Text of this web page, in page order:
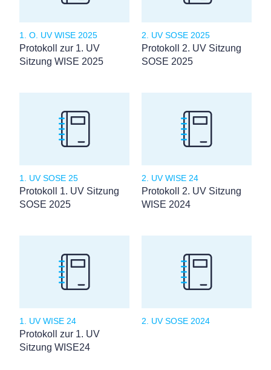
1. O. UV WISE 2025
Protokoll zur 1. UV
Sitzung WISE 2025
2. UV SOSE 2025
Protokoll 2. UV Sitzung
SOSE 2025
1. UV SOSE 25
Protokoll 1. UV Sitzung
SOSE 2025
2. UV WISE 24
Protokoll 2. UV Sitzung
WISE 2024
1. UV WISE 24
Protokoll zur 1. UV
Sitzung WISE24
2. UV SOSE 2024